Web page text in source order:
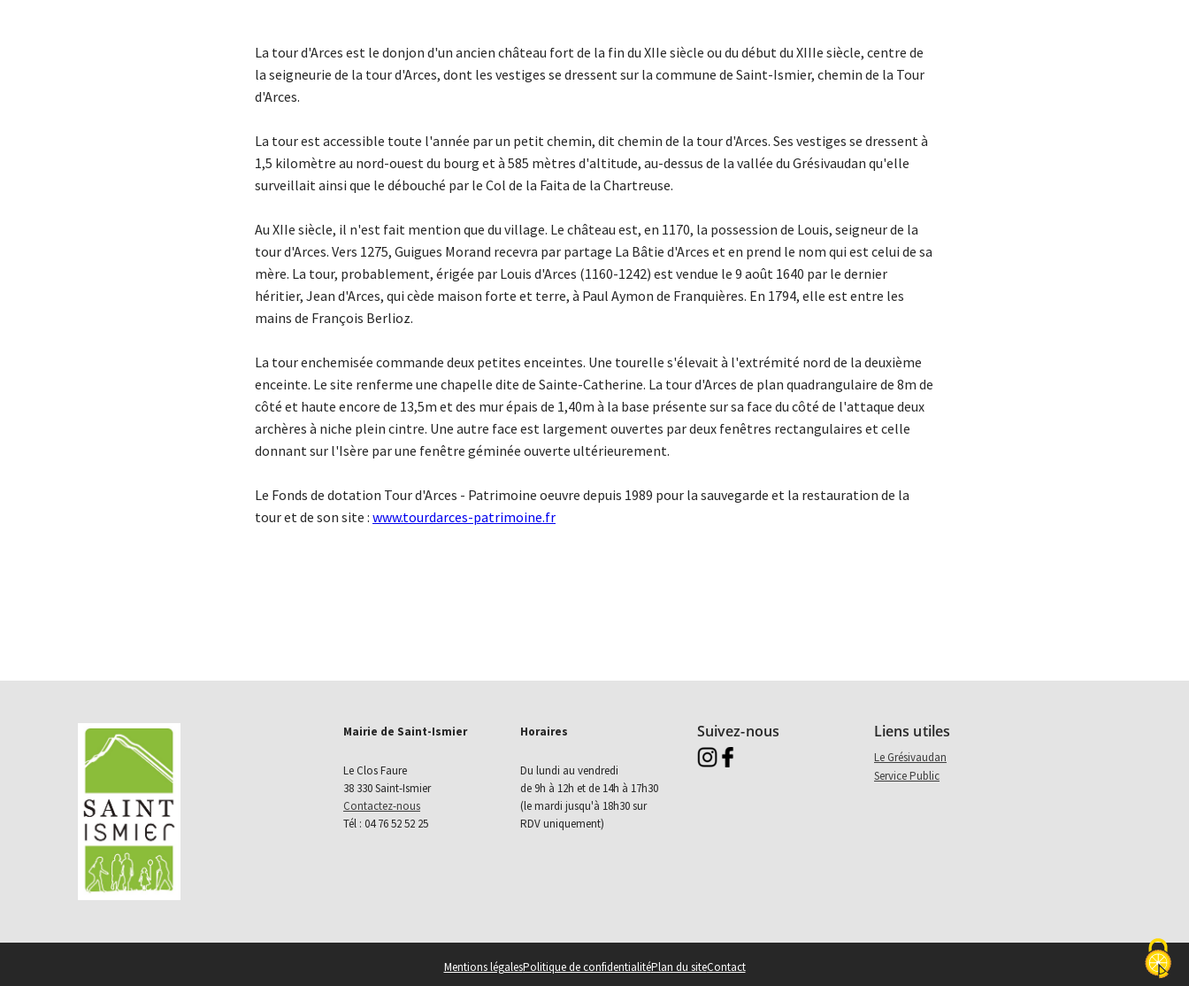
La tour d'Arces est le donjon d'un ancien château fort de la fin du XIIe siècle ou du début du XIIIe siècle, centre de
la seigneurie de la tour d'Arces, dont les vestiges se dressent sur la commune de Saint-Ismier, chemin de la Tour
d'Arces.
La tour est accessible toute l'année par un petit chemin, dit chemin de la tour d'Arces. Ses vestiges se dressent à
1,5 kilomètre au nord-ouest du bourg et à 585 mètres d'altitude, au-dessus de la vallée du Grésivaudan qu'elle
surveillait ainsi que le débouché par le Col de la Faita de la Chartreuse.
Au XIIe siècle, il n'est fait mention que du village. Le château est, en 1170, la possession de Louis, seigneur de la
tour d'Arces. Vers 1275, Guigues Morand recevra par partage La Bâtie d'Arces et en prend le nom qui est celui de sa
mère. La tour, probablement, érigée par Louis d'Arces (1160-1242) est vendue le 9 août 1640 par le dernier
héritier, Jean d'Arces, qui cède maison forte et terre, à Paul Aymon de Franquières. En 1794, elle est entre les
mains de François Berlioz.
La tour enchemisée commande deux petites enceintes. Une tourelle s'élevait à l'extrémité nord de la deuxième
enceinte. Le site renferme une chapelle dite de Sainte-Catherine. La tour d'Arces de plan quadrangulaire de 8m de
côté et haute encore de 13,5m et des mur épais de 1,40m à la base présente sur sa face du côté de l'attaque deux
archères à niche plein cintre. Une autre face est largement ouvertes par deux fenêtres rectangulaires et celle
donnant sur l'Isère par une fenêtre géminée ouverte ultérieurement.
Le Fonds de dotation Tour d'Arces - Patrimoine oeuvre depuis 1989 pour la sauvegarde et la restauration de la
tour et de son site : www.tourdarces-patrimoine.fr
Mairie de Saint-Ismier
Le Clos Faure
38 330 Saint-Ismier
Contactez-nous
Tél : 04 76 52 52 25
Horaires
Du lundi au vendredi
de 9h à 12h et de 14h à 17h30
(le mardi jusqu'à 18h30 sur
RDV uniquement)
Suivez-nous
Aller sur instagram (nouvel onglet)
Aller sur facebook (nouvel onglet)
Liens utiles
Le Grésivaudan
Service Public
Mentions légalesPolitique de confidentialitéPlan du siteContact